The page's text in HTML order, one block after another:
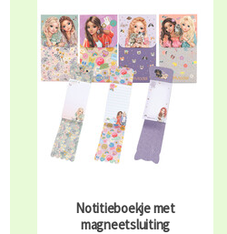
Notitieboekje met
magneetsluiting